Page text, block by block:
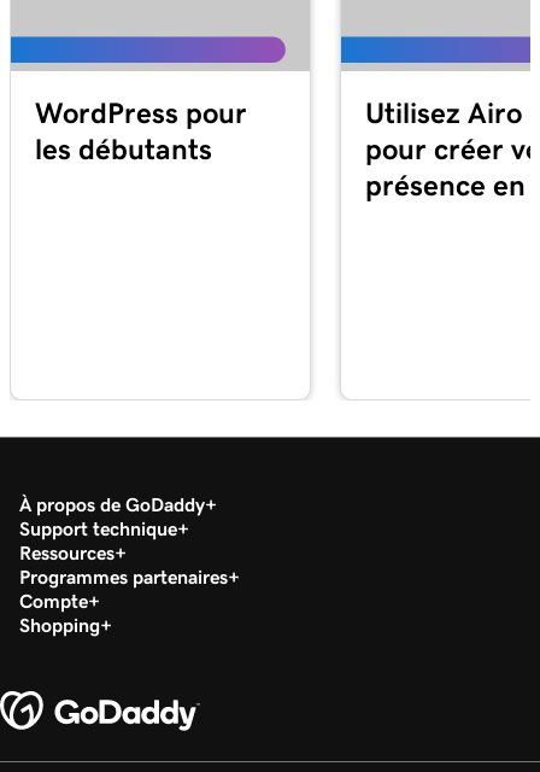
application de messagerie sur Android
Créer ma signature mail dans Microsoft 365
59s
Visite du tableau de bord Messagerie / Office
1m 55s
Authenticator
Leçon 20 (de 37)
Activer ou désactiver l’authentification
multifacteur (MFA - multi-factor
authentication)
Transférer mon email Microsoft 365
WordPress pour
les débutants
Utilisez Airo
pour créer
présence en
À propos de GoDaddy
Support technique
Ressources
Programmes partenaires
Compte
Shopping